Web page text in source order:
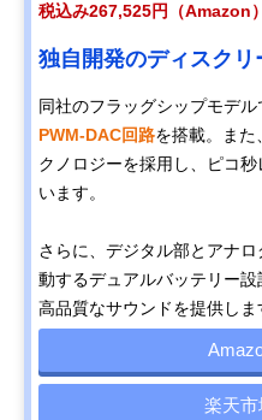
税込み267,525円（Amazon）
独自開発のディスク
同社のフラッグシップモデル
PWM-DAC回路を搭載。​また
クノロジーを採用し、ピコ
います。​
さらに、デジタル部とアナ
動するデュアルバッテリー
高品質なサウンドを提供しま
楽天市